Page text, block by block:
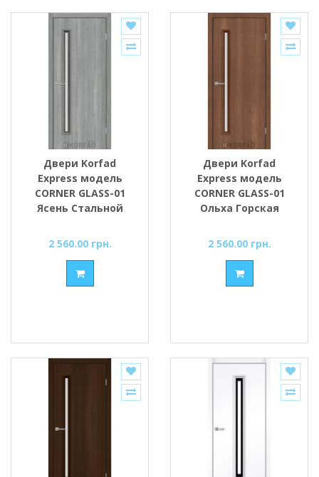
Двери Korfad
Express модель
CORNER GLASS-01
Ясень Стальной
черное
2 560.00 грн.
Двери Korfad
Express модель
CORNER GLASS-01
Ольха Горская
черное
2 560.00 грн.